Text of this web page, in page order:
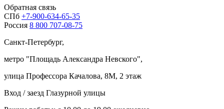
Обратная связь
СПб +7-900-634-65-35
Россия 8 800 707-08-75
Санкт-Петербург,
метро "Площадь Александра Невского",
улица Профессора Качалова, 8М, 2 этаж
Вход / заезд Глазурной улицы